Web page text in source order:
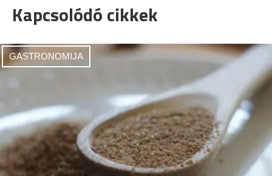
Kapcsolódó cikkek
GASTRONOMIJA